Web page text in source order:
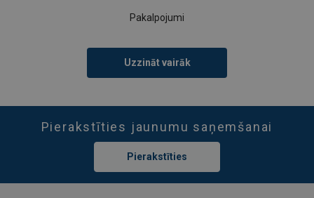
Pakalpojumi
Uzzināt vairāk
Pierakstīties jaunumu saņemšanai
Pierakstīties